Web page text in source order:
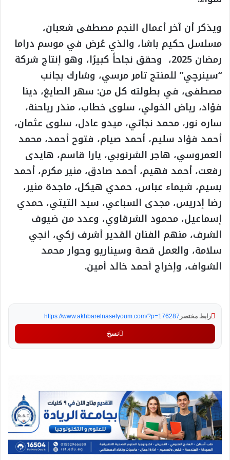
ويذكر أن آخر أعمال النجم مصطفى شعبان،
مسلسل حكيم باشا، والذي عُرض في موسم دراما
رمضان 2025، وحقق نجاحاً كبيرًا، وهو إنتاج شركة
“سينرچي” للمنتج تامر مرسي، وشارك بجانب
مصطفى، في بطولته كل من: سهر الصايغ، دينا
فؤاد، رياض الخولي، سلوى خطاب، منذر رياحنة،
ساره نور، محمد نجاتي، ميدو عادل، سلوى عثمان،
أحمد فؤاد سليم، أحمد صيام، فتوح أحمد، محمد
العمروسي، هاجر الشرنوبي، يارا قاسم، هايدى
رفعت، أحمد فهيم، أحمد صادق، منير مكرم، أحمد
بسيم، شيماء عباس، حمدي هيكل، ماجدة منير،
رضا إدريس، مجدى السباعي، سيد التيتي، حمدي
إسماعيل، محمود الشرقاوي، وعدد من ضيوف
الشرف، منهم الفنان القدير أشرف زكي، انجي
سلامة، والعمل قصة وسيناريو وحوار محمد
الشواف، وإخراج أحمد خالد أمين.
رابط مختصر https://www.akhbarelnaselyoum.com/?p=176287
نسخ